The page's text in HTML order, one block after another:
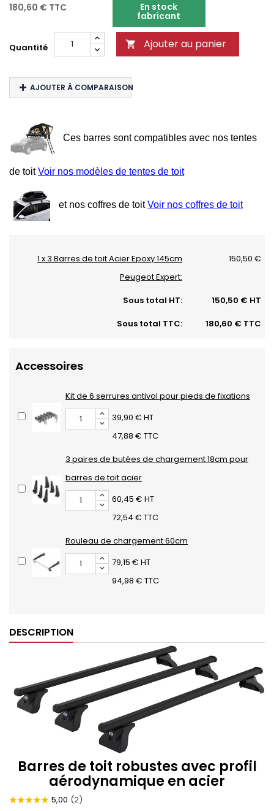
180,60 € TTC En stock
fabricant
Quantité  Ajouter au panier
AJOUTER À COMPARAISON
Ces barres sont compatibles avec nos tentes
de toitVoir nos modèles de tentes de toit
et nos coffres de toitVoir nos coffres de toit
1 x 3 Barres de toit Acier Epoxy 145cm
Peugeot Expert:
150,50 €
Sous total HT:
150,50 € HT
Sous total TTC:
180,60 € TTC
Accessoires
Kit de 6 serrures antivol pour pieds de fixations
39,90 € HT
47,88 € TTC
3 paires de butées de chargement 18cm pour
barres de toit acier
60,45 € HT
72,54 € TTC
Rouleau de chargement 60cm
79,15 € HT
94,98 € TTC
DESCRIPTION
Barres de toit robustes avec profil
aérodynamique en acier